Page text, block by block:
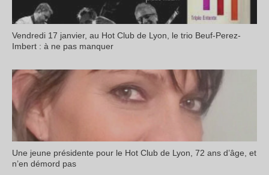
Vendredi 17 janvier, au Hot Club de Lyon, le trio Beuf-Perez-
Imbert : à ne pas manquer
Une jeune présidente pour le Hot Club de Lyon, 72 ans d’âge, et
n’en démord pas